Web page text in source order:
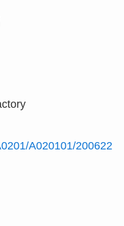
A020101/200622